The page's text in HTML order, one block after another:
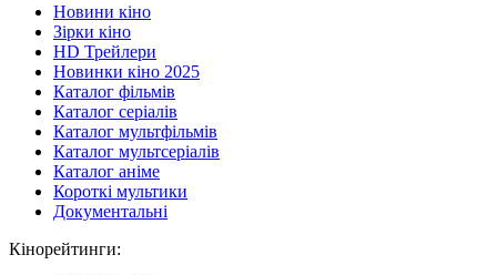
Новини кіно
Зірки кіно
HD Трейлери
Новинки кіно 2025
Каталог фільмів
Каталог серіалів
Каталог мультфільмів
Каталог мультсеріалів
Каталог аніме
Короткі мультики
Документальні
Кінорейтинги: